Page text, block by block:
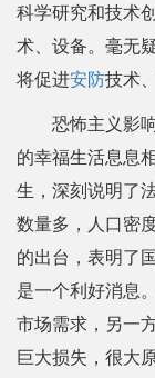
科学研究和技术
术、设备。毫无
将促进安防技术
恐怖主义影
的幸福生活息息
生，深刻说明了
数量多，人口密
的出台，表明了
是一个利好消息
市场需求，另一
巨大损失，很大